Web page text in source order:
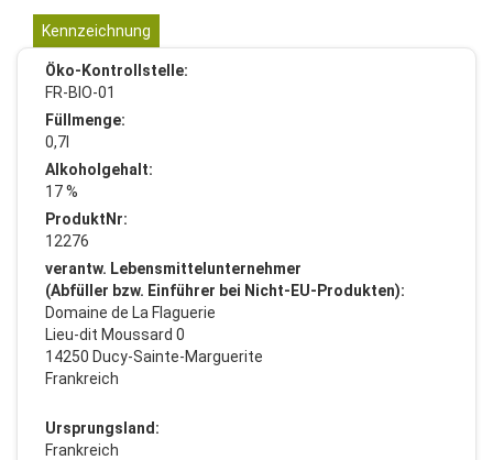
Kennzeichnung
Öko-Kontrollstelle:
FR-BIO-01
Füllmenge:
0,7l
Alkoholgehalt:
17 %
ProduktNr:
12276
verantw. Lebensmittelunternehmer
(Abfüller bzw. Einführer bei Nicht-EU-Produkten):
Domaine de La Flaguerie
Lieu-dit Moussard 0
14250 Ducy-Sainte-Marguerite
Frankreich
Ursprungsland:
Frankreich